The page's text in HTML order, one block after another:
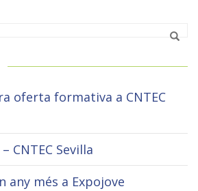
oferta formativa a CNTEC
CNTEC Sevilla
any més a Expojove